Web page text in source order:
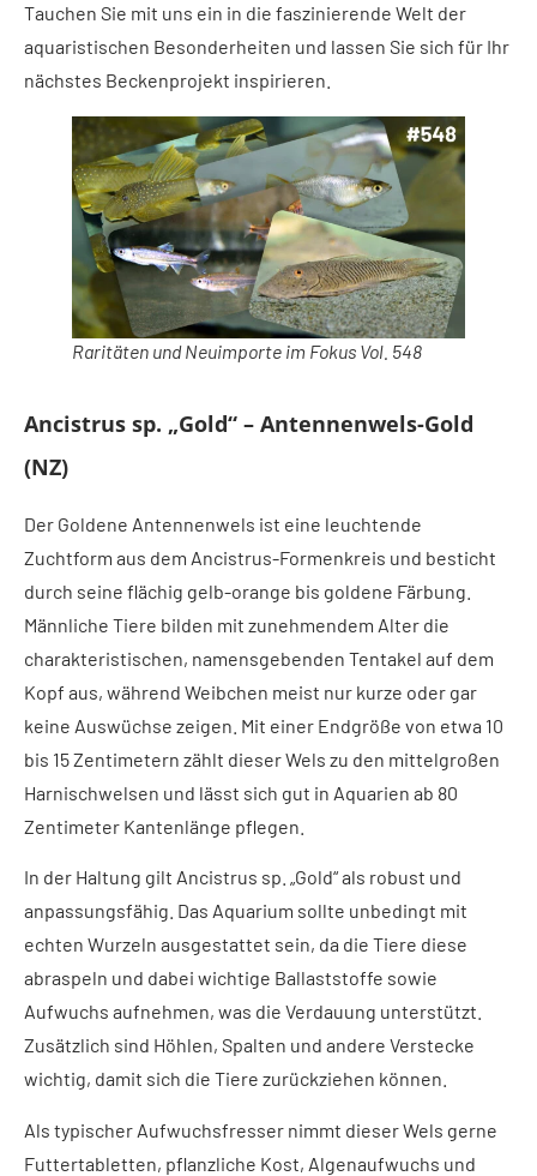
Tauchen Sie mit uns ein in die faszinierende Welt der
aquaristischen Besonderheiten und lassen Sie sich für Ihr
nächstes Beckenprojekt inspirieren.
Raritäten und Neuimporte im Fokus Vol. 548
Ancistrus sp. „Gold“ – Antennenwels-Gold
(NZ)
Der Goldene Antennenwels ist eine leuchtende
Zuchtform aus dem Ancistrus-Formenkreis und besticht
durch seine flächig gelb-orange bis goldene Färbung.
Männliche Tiere bilden mit zunehmendem Alter die
charakteristischen, namensgebenden Tentakel auf dem
Kopf aus, während Weibchen meist nur kurze oder gar
keine Auswüchse zeigen. Mit einer Endgröße von etwa 10
bis 15 Zentimetern zählt dieser Wels zu den mittelgroßen
Harnischwelsen und lässt sich gut in Aquarien ab 80
Zentimeter Kantenlänge pflegen.
In der Haltung gilt Ancistrus sp. „Gold“ als robust und
anpassungsfähig. Das Aquarium sollte unbedingt mit
echten Wurzeln ausgestattet sein, da die Tiere diese
abraspeln und dabei wichtige Ballaststoffe sowie
Aufwuchs aufnehmen, was die Verdauung unterstützt.
Zusätzlich sind Höhlen, Spalten und andere Verstecke
wichtig, damit sich die Tiere zurückziehen können.
Als typischer Aufwuchsfresser nimmt dieser Wels gerne
Futtertabletten, pflanzliche Kost, Algenaufwuchs und